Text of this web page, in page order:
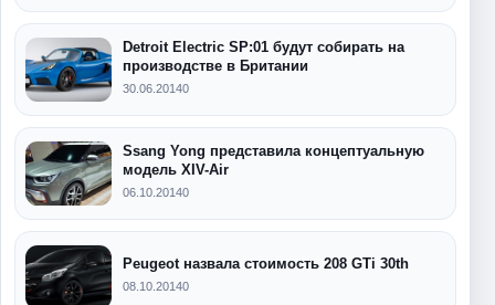
Detroit Electric SP:01 будут собирать на
производстве в Британии
30.06.20140
Ssang Yong представила концептуальную
модель XIV-Air
06.10.20140
Peugeot назвала стоимость 208 GTi 30th
08.10.20140